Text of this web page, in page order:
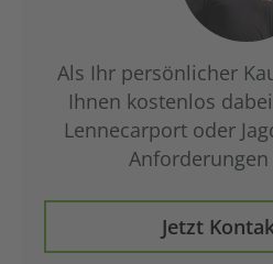
Als Ihr persönlicher
Ihnen kostenlos
Lennecarport oder
Jetzt